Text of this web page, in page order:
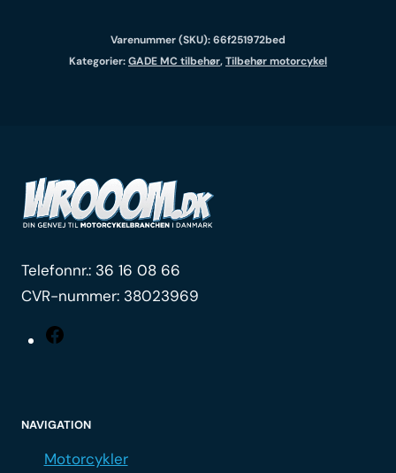
Varenummer (SKU):66f251972bed
Kategorier:GADE MC tilbehør,Tilbehør motorcykel
Telefonnr.: 36 16 08 66
CVR-nummer: 38023969
NAVIGATION
Motorcykler